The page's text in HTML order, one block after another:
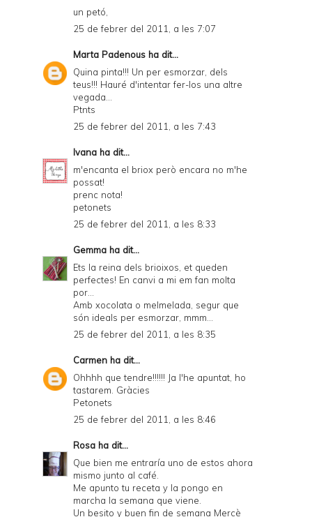
un petó,
25 de febrer del 2011, a les 7:07
Marta Padenous ha dit...
Quina pinta!!! Un per esmorzar, dels
teus!!! Hauré d'intentar fer-los una altre
vegada...
Ptnts
25 de febrer del 2011, a les 7:43
Ivana ha dit...
m'encanta el briox però encara no m'he
possat!
prenc nota!
petonets
25 de febrer del 2011, a les 8:33
Gemma ha dit...
Ets la reina dels brioixos, et queden
perfectes! En canvi a mi em fan molta
por...
Amb xocolata o melmelada, segur que
són ideals per esmorzar, mmm...
25 de febrer del 2011, a les 8:35
Carmen ha dit...
Ohhhh que tendre!!!!!! Ja l'he apuntat, ho
tastarem. Gràcies
Petonets
25 de febrer del 2011, a les 8:46
Rosa ha dit...
Que bien me entraría uno de estos ahora
mismo junto al café.
Me apunto tu receta y la pongo en
marcha la semana que viene.
Un besito y buen fin de semana Mercè